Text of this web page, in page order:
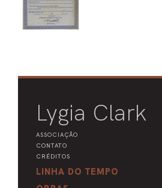
Lygia Clark
ASSOCIAÇÃO
CONTATO
CRÉDITOS
LINHA DO TEMPO